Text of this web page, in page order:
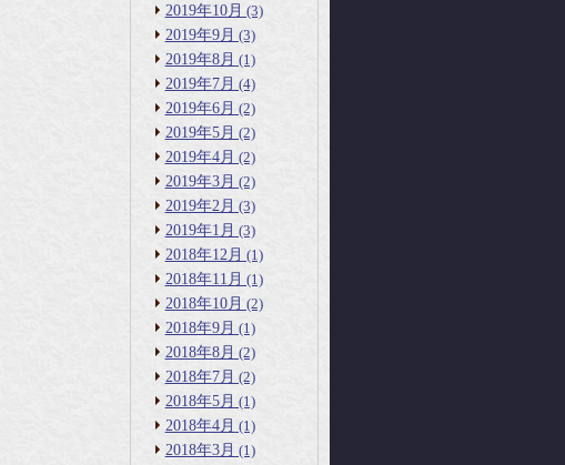
2019年10月 (3)
2019年9月 (3)
2019年8月 (1)
2019年7月 (4)
2019年6月 (2)
2019年5月 (2)
2019年4月 (2)
2019年3月 (2)
2019年2月 (3)
2019年1月 (3)
2018年12月 (1)
2018年11月 (1)
2018年10月 (2)
2018年9月 (1)
2018年8月 (2)
2018年7月 (2)
2018年5月 (1)
2018年4月 (1)
2018年3月 (1)